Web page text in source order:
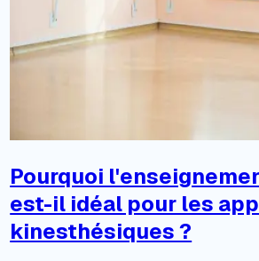
Pourquoi
est-il idéal pour les
kinesthésiques ?